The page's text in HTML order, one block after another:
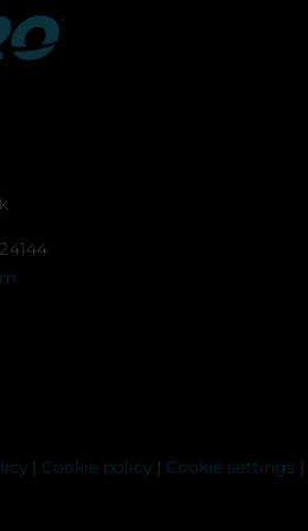
| Cookie policy| Cookie settings